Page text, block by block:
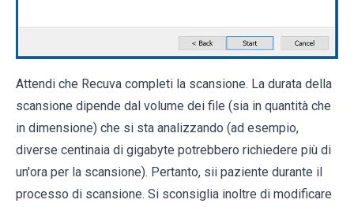
Attendi che Recuva completi la scansione. La durata della
scansione dipende dal volume dei file (sia in quantità che
in dimensione) che si sta analizzando (ad esempio,
diverse centinaia di gigabyte potrebbero richiedere più di
un'ora per la scansione). Pertanto, sii paziente durante il
processo di scansione. Si sconsiglia inoltre di modificare